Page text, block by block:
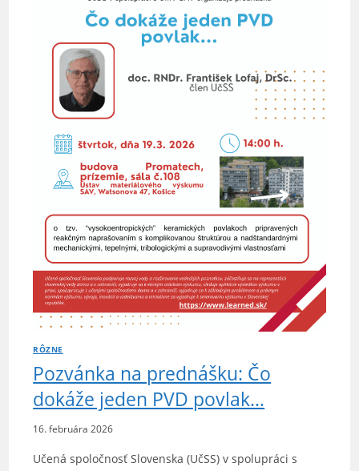
OF
ORGANIC
MECHANO
SYNTHESIS
RÔZNE
Pozvánka na prednášku: Čo
dokáže jeden PVD povlak…
16. februára 2026
Učená spoločnosť Slovenska (UčSS) v spolupráci s